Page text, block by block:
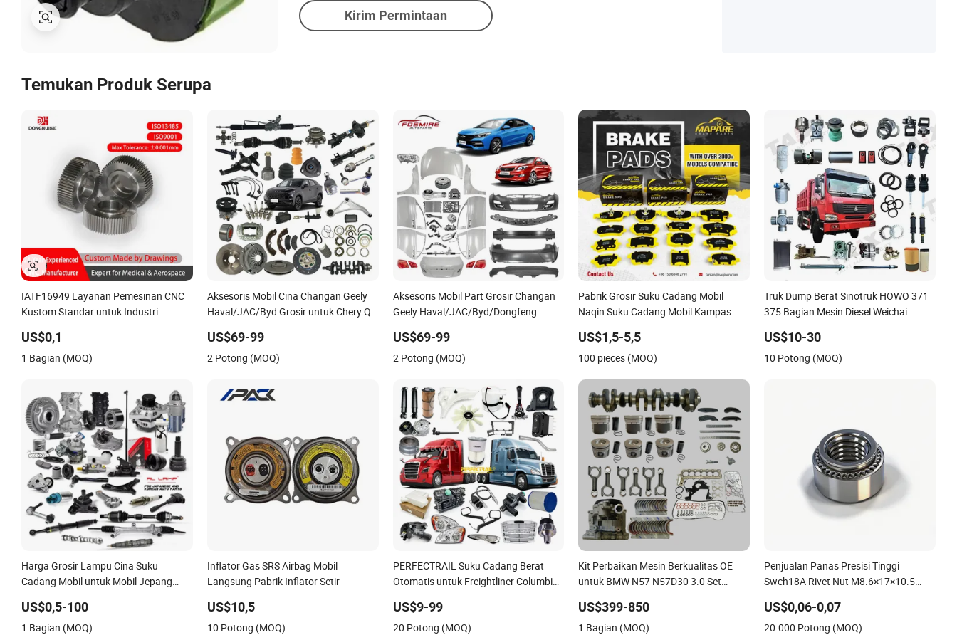
Kirim Permintaan
Temukan Produk Serupa
IATF16949 Layanan Pemesinan CNC
Kustom Standar untuk Industri
US$0,1
1 Bagian (MOQ)
Aksesoris Mobil Cina Changan Geely
Haval/JAC/Byd Grosir untuk Chery QQ
Dijual Jetour Dashing X70 Plus T2 T1
G700 Suku Cadang Mobil
US$69-99
2 Potong (MOQ)
Aksesoris Mobil Part Grosir Changan
Geely Haval/JAC/Byd/Dongfeng
Chery Mobil Jetour Tiggo Exeed Arrizo
Omoda Suku Cadang
US$69-99
2 Potong (MOQ)
Pabrik Grosir Suku Cadang Mobil
Naqin Suku Cadang Mobil Kampas
Landcruiser Hyundai Nissan Suzuki
Mitsubishi Canter Fuso Mercedes
US$1,5-5,5
100 pieces (MOQ)
Truk Dump Berat Sinotruk HOWO 371
375 Bagian Mesin Diesel Weichai
Cadang Kendaraan Trailer Pasar
Setelah Transmisi Gearbox
US$10-30
10 Potong (MOQ)
Harga Grosir Lampu Cina Suku
Cadang Mobil untuk Mobil Jepang
Honda Infiniti Suzuki Camry Cr-V Hilux
Yaris Avensis
US$0,5-100
1 Bagian (MOQ)
Inflator Gas SRS Airbag Mobil
Langsung Pabrik Inflator Setir
US$10,5
10 Potong (MOQ)
PERFECTRAIL Suku Cadang Berat
Otomatis untuk Freightliner Columbia
FLD Sprinter Truk Amerika
US$9-99
20 Potong (MOQ)
Kit Perbaikan Mesin Berkualitas OE
untuk BMW N57 N57D30 3.0 Set
Penghubung Bantalan Set Gasket
Penuh Kit Rantai Waktu Pompa Oli
US$399-850
1 Bagian (MOQ)
Penjualan Panas Presisi Tinggi
Swch18A Rivet Nut M8.6×17×10.5
IATF16949 untuk Industri Otomotif
US$0,06-0,07
20.000 Potong (MOQ)